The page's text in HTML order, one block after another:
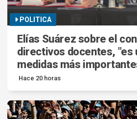
POLITICA
Elías Suárez sobre el
directivos docentes, "es
medidas más
Hace 20 horas